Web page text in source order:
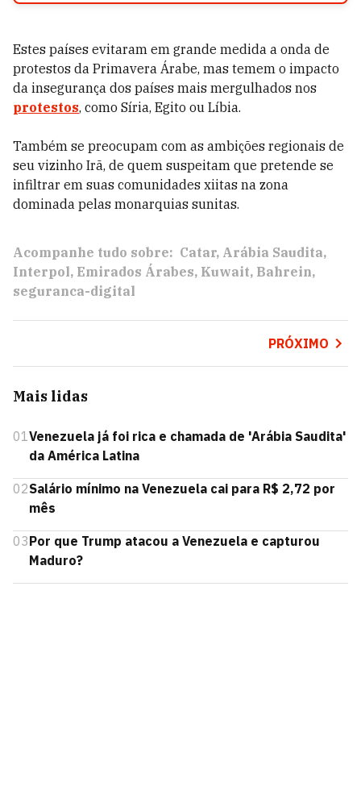
Estes países evitaram em grande medida a onda de
protestos da Primavera Árabe, mas temem o impacto
da insegurança dos países mais mergulhados nos
protestos, como Síria, Egito ou Líbia.
Também se preocupam com as ambições regionais de
seu vizinho Irã, de quem suspeitam que pretende se
infiltrar em suas comunidades xiitas na zona
dominada pelas monarquias sunitas.
Acompanhe tudo sobre: Catar Arábia Saudita
Interpol Emirados Árabes Kuwait Bahrein
seguranca-digital
PRÓXIMO
Mais lidas
01Venezuela já foi rica e chamada de 'Arábia Saudita'
da América Latina
02Salário mínimo na Venezuela cai para R$ 2,72 por
mês
03Por que Trump atacou a Venezuela e capturou
Maduro?